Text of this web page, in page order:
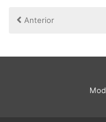
Anterior